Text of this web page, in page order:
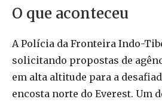
O que aconteceu
A Polícia da Fronteira Indo-
solicitando propostas de
em alta altitude para a
encosta norte do Everest. Um